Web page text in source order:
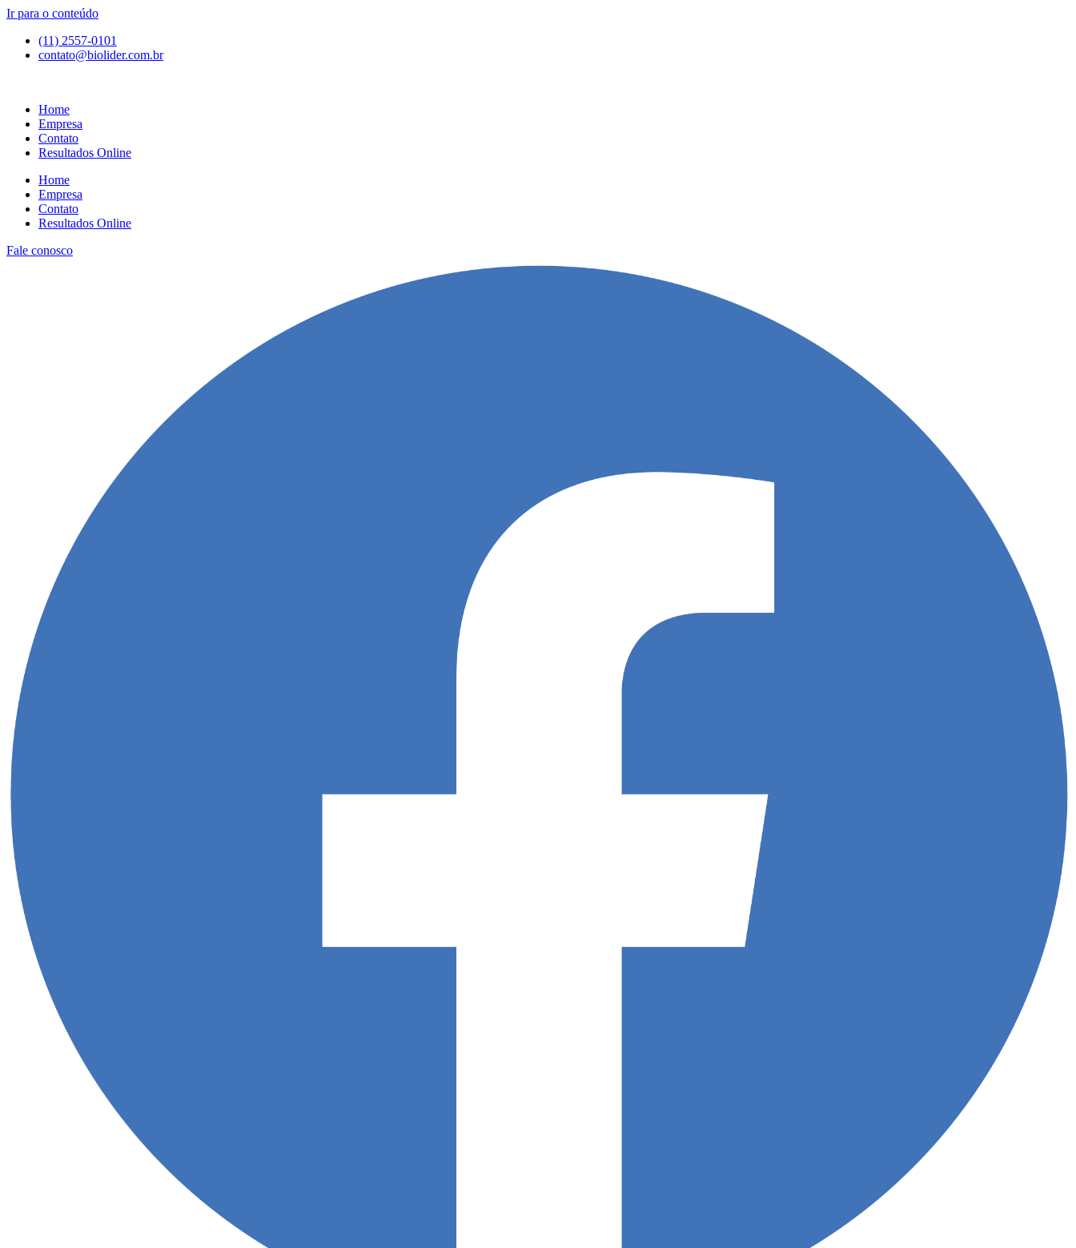
Ir para o conteúdo
(11) 2557-0101
contato@biolider.com.br
Home
Empresa
Contato
Resultados Online
Home
Empresa
Contato
Resultados Online
Fale conosco